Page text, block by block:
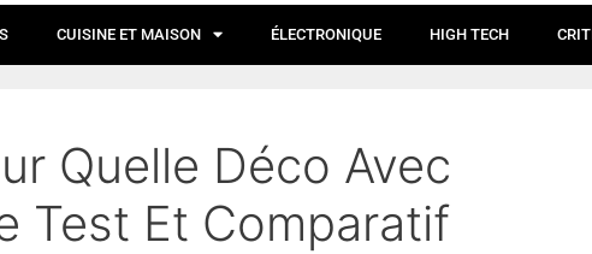
CUISINE ET MAISON ÉLECTRONIQUE HIGH TECH
Quelle Déco Avec
Test Et Comparatif